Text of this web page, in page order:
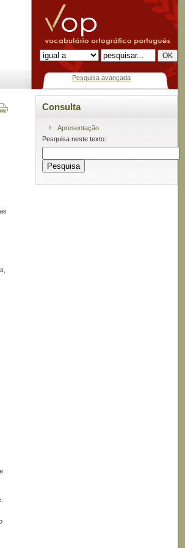
Pesquisa avançada
Consulta
Apresentação
Pesquisa neste texto: